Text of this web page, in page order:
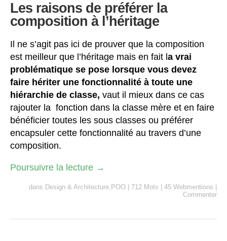
Les raisons de préférer la
composition à l’héritage
Il ne s’agit pas ici de prouver que la composition
est meilleur que l’héritage mais en fait l a vrai
problématique se pose lorsque vous devez
faire hériter une fonctionnalité à toute une
hiérarchie de classe, vaut il mieux dans ce cas
rajouter la fonction dans la classe mère et en faire
bénéficier toutes les sous classes ou préférer
encapsuler cette fonctionnalité au travers d’une
composition.
Poursuivre la lecture →
dans Design & Architecture, POO 712 Mots 45 Webmentions
Commenter